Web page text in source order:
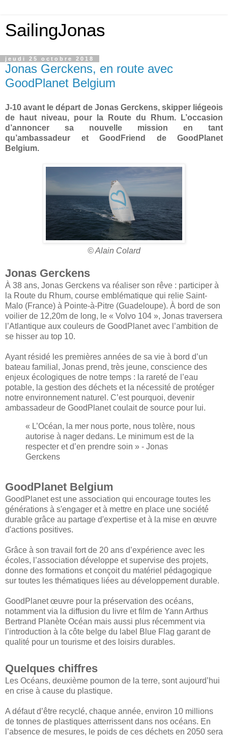
SailingJonas
jeudi 25 octobre 2018
Jonas Gerckens, en route avec
GoodPlanet Belgium
J-10 avant le départ de Jonas Gerckens, skipper liégeois
de haut niveau, pour la Route du Rhum. L’occasion
d’annoncer sa nouvelle mission en tant
qu’ambassadeur et GoodFriend de GoodPlanet
Belgium.
© Alain Colard
Jonas Gerckens
À 38 ans, Jonas Gerckens va réaliser son rêve : participer à
la Route du Rhum, course emblématique qui relie Saint-
Malo (France) à Pointe-à-Pitre (Guadeloupe). À bord de son
voilier de 12,20m de long, le « Volvo 104 », Jonas traversera
l’Atlantique aux couleurs de GoodPlanet avec l’ambition de
se hisser au top 10.
Ayant résidé les premières années de sa vie à bord d’un
bateau familial, Jonas prend, très jeune, conscience des
enjeux écologiques de notre temps : la rareté de l’eau
potable, la gestion des déchets et la nécessité de protéger
notre environnement naturel. C’est pourquoi, devenir
ambassadeur de GoodPlanet coulait de source pour lui.
« L’Océan, la mer nous porte, nous tolère, nous
autorise à nager dedans. Le minimum est de la
respecter et d’en prendre soin » - Jonas
Gerckens
GoodPlanet Belgium
GoodPlanet est une association qui encourage toutes les
générations à s'engager et à mettre en place une société́
durable grâce au partage d'expertise et à la mise en œuvre
d'actions positives.
Grâce à son travail fort de 20 ans d’expérience avec les
écoles, l’association développe et supervise des projets,
donne des formations et conçoit du matériel pédagogique
sur toutes les thématiques liées au développement durable.
GoodPlanet œuvre pour la préservation des océans,
notamment via la diffusion du livre et film de Yann Arthus
Bertrand Planète Océan mais aussi plus récemment via
l’introduction à la côte belge du label Blue Flag garant de
qualité pour un tourisme et des loisirs durables.
Quelques chiffres
Les Océans, deuxième poumon de la terre, sont aujourd’hui
en crise à cause du plastique.
A défaut d’être recyclé, chaque année, environ 10 millions
de tonnes de plastiques atterrissent dans nos océans. En
l’absence de mesures, le poids de ces déchets en 2050 sera